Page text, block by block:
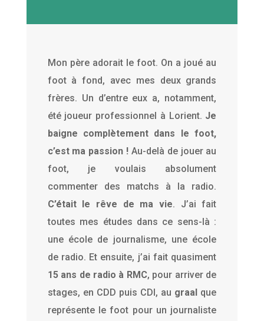
Mon père adorait le foot. On a joué au
foot à fond, avec mes deux grands
frères. Un d’entre eux a, notamment,
été joueur professionnel à Lorient. Je
baigne complètement dans le foot,
c’est ma passion ! Au-delà de jouer au
foot, je voulais absolument
commenter des matchs à la radio.
C’était le rêve de ma vie. J’ai fait
toutes mes études dans ce sens-là :
une école de journalisme, une école
de radio. Et ensuite, j’ai fait quasiment
15 ans de radio à RMC, pour arriver de
stages, en CDD puis CDI, au graal que
représente le foot pour un journaliste